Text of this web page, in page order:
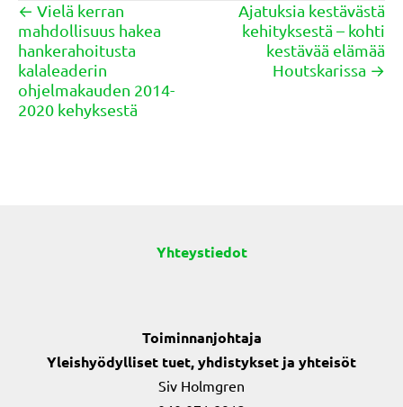
Posts
navigation
← Vielä kerran
mahdollisuus hakea
hankerahoitusta
kalaleaderin
ohjelmakauden 2014-
2020 kehyksestä
Ajatuksia kestävästä
kehityksestä – kohti
kestävää elämää
Houtskarissa →
Yhteystiedot
Toiminnanjohtaja
Yleishyödylliset tuet, yhdistykset ja yhteisöt
Siv Holmgren